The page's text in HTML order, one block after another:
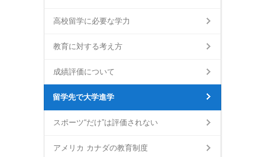
高校留学に必要な学力
教育に対する考え方
成績評価について
留学先で大学進学
スポーツ“だけ”は評価されない
アメリカ カナダの教育制度